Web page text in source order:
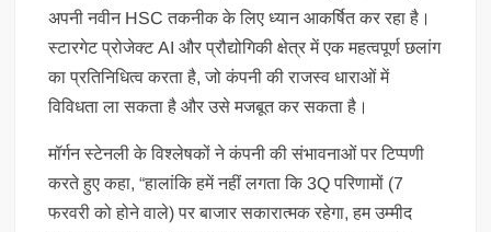
अपनी नवीन HSC तकनीक के लिए ध्यान आकर्षित कर रहा है।
स्टारगेट प्रोजेक्ट AI और प्रौद्योगिकी क्षेत्र में एक महत्वपूर्ण छलांग
का प्रतिनिधित्व करता है, जो कंपनी की राजस्व धाराओं में
विविधता ला सकता है और उसे मजबूत कर सकता है।
मॉर्गन स्टेनली के विश्लेषकों ने कंपनी की संभावनाओं पर टिप्पणी
करते हुए कहा, “हालांकि हमें नहीं लगता कि 3Q परिणामों (7
फरवरी को होने वाले) पर बाजार सकारात्मक रहेगा, हम उम्मीद